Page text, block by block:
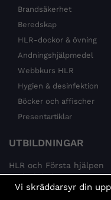
Brandsäkerhet
Beredskap
HLR-dockor & övning
Andningshjälpmedel
Webbkurs HLR
Hygien & desinfektion
Böcker och affischer
Presentartiklar
UTBILDNINGAR
HLR och Första hjälpen
Psykisk hälsa
Brandskydd
Vi skräddarsyr din